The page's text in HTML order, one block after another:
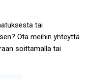
tai
Ota meihin yhteyttä
soittamalla tai